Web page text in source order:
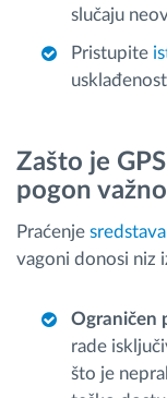
slučaju
Pristupite
Zašto je
pogon važno
Praćenje sredstava
vagoni donosi niz
Ograničen
rade
što je